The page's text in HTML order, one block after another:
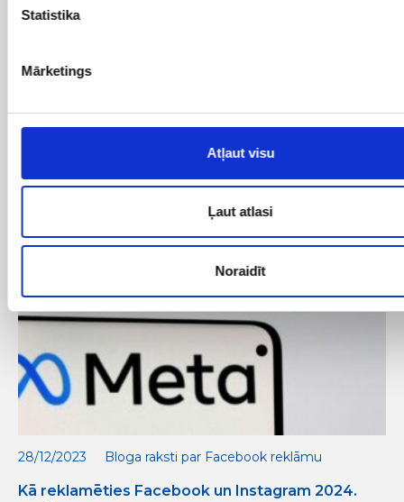
Statistika
Mārketings
Atļaut visu
Ļaut atlasi
Noraidīt
Meta ierobežojumi veselības reklāmām: kas
reklāmdevējiem jāzina un kā pielāgoties
28/12/2023 Bloga raksti par Facebook reklāmu
Kā reklamēties Facebook un Instagram 2024.